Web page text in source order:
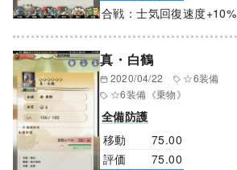
合戦：士気回復速度+10%
真・白鶴
2020/04/22
☆6装備
☆6装備 《乗物》
全備防護
移動
75.00
評価
75.00